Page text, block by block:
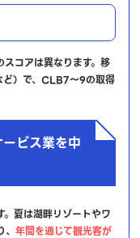
コアは異なります。移
）で、CLB7～9の取得
ビス業を中
夏は湖畔リゾートやワ
、年間を通じて観光客が